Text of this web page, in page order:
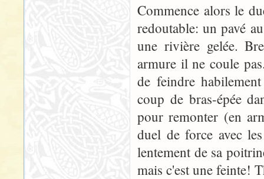
Commence alors le
redoutable: un pavé
une rivière gelée.
armure il ne coule
de feindre
coup de bras-épée
pour remonter (en
duel de force avec
lentement de sa
mais c'est une feinte!